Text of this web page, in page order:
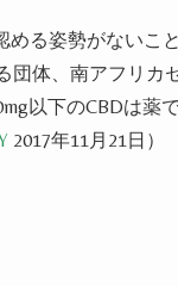
る姿勢がないこ
団体、南アフリ
以下のCBDは
2017年11月21日）